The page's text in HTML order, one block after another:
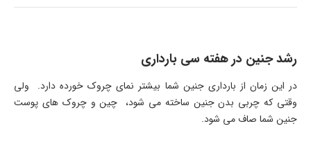
رشد جنین در هفته سی بارداری
در این زمان از بارداری جنین شما بیشتر نمای چروک خورده دارد. ولی
وقتی که چربی بدن جنین ساخته می شود، چین و چروک های پوست
جنین شما صاف می شود.